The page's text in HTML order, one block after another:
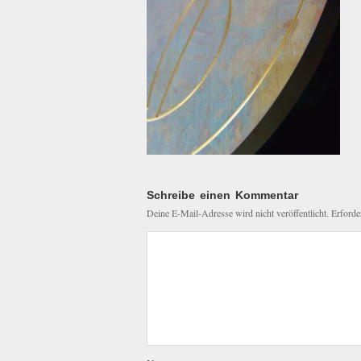
Schreibe einen Kommentar
Deine E-Mail-Adresse wird nicht veröffentlicht.